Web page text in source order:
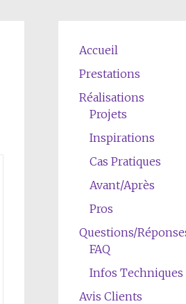
Accueil
Prestations
Réalisations
Projets
Inspirations
Cas Pratiques
Avant/Après
Pros
Questions/
FAQ
Infos Techniques
Avis Clients